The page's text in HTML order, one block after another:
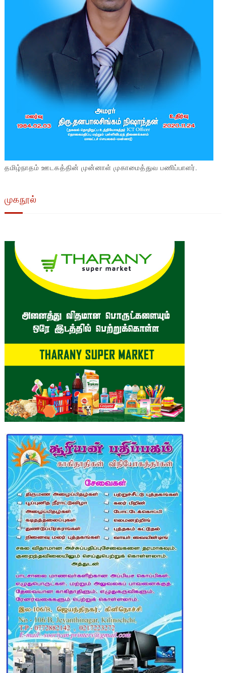
தமிழ்நாதம் ஊடகத்தின் முன்னாள் முகாமைத்துவ பணிப்பாளர்.
முகநூல்